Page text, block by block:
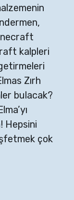
kalpleri
Zırh
bulacak?
Hepsini
çok